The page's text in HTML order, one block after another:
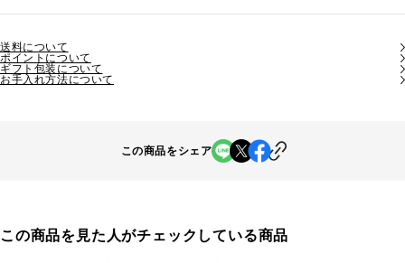
送料について
ポイントについて
ギフト包装について
お手入れ方法について
この商品をシェア
この商品を見た人がチェックしている商品